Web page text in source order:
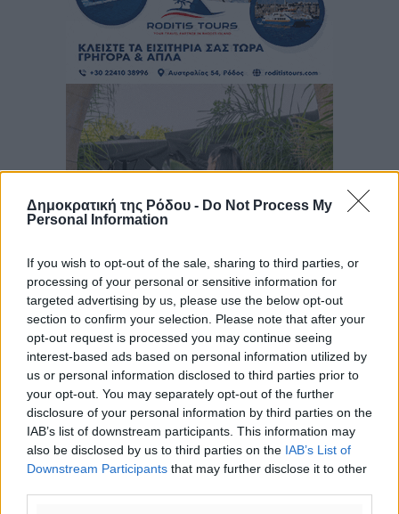
Δημοκρατική της Ρόδου - Do Not Process My
Personal Information
If you wish to opt-out of the sale, sharing to third parties, or
processing of your personal or sensitive information for
targeted advertising by us, please use the below opt-out
section to confirm your selection. Please note that after your
opt-out request is processed you may continue seeing
interest-based ads based on personal information utilized by
us or personal information disclosed to third parties prior to
your opt-out. You may separately opt-out of the further
disclosure of your personal information by third parties on the
IAB’s list of downstream participants. This information may
also be disclosed by us to third parties on the IAB’s List of
Downstream Participants that may further disclose it to other